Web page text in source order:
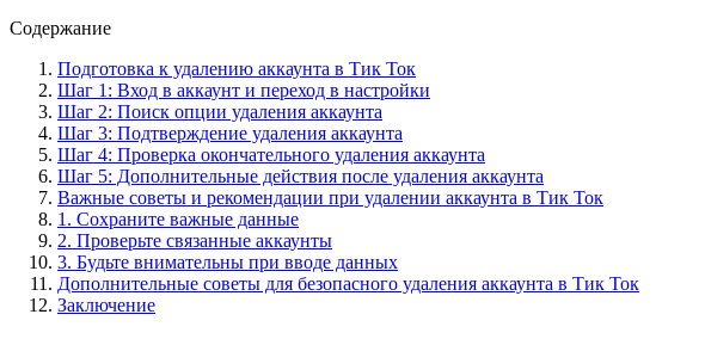
Содержание
Подготовка к удалению аккаунта в Тик Ток
Шаг 1: Вход в аккаунт и переход в настройки
Шаг 2: Поиск опции удаления аккаунта
Шаг 3: Подтверждение удаления аккаунта
Шаг 4: Проверка окончательного удаления аккаунта
Шаг 5: Дополнительные действия после удаления аккаунта
Важные советы и рекомендации при удалении аккаунта в Тик Ток
1. Сохраните важные данные
2. Проверьте связанные аккаунты
3. Будьте внимательны при вводе данных
Дополнительные советы для безопасного удаления аккаунта в Тик Ток
Заключение